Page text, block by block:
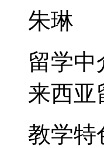
朱琳
留学
来西亚
教学特